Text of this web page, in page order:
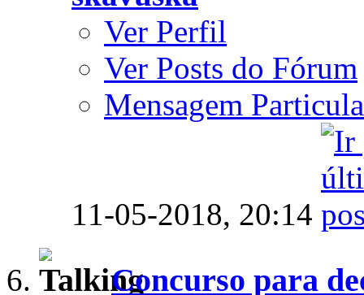
Ver Perfil
Ver Posts do Fórum
Mensagem
11-05-2018, 20:14
Concurso para